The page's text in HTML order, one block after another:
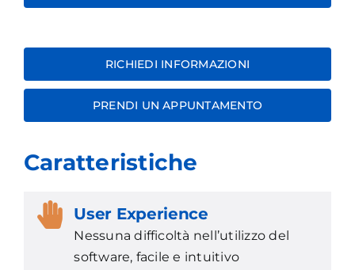
RICHIEDI INFORMAZIONI
PRENDI UN APPUNTAMENTO
Caratteristiche
User Experience
Nessuna difficoltà nell’utilizzo del
software, facile e intuitivo